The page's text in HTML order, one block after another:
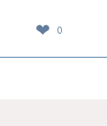
❤ 0